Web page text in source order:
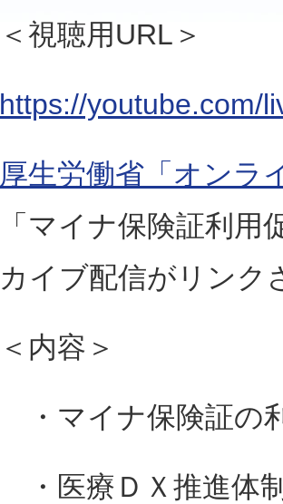
＜視聴用URL＞
https://youtube.com/
厚生労働省「オンラ
「マイナ保険証利
カイブ配信がリンク
＜内容＞
・マイナ保険証の
・医療ＤＸ推進体